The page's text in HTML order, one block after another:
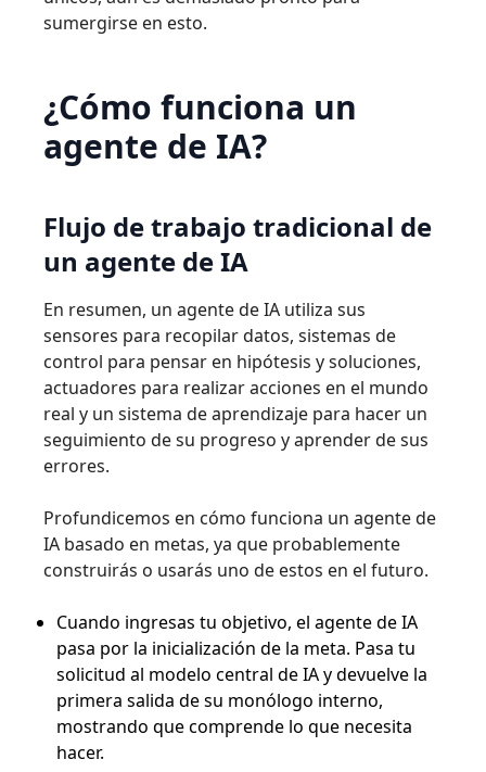
sumergirse en esto.
¿Cómo funciona un
agente de IA?
Flujo de trabajo tradicional de
un agente de IA
En resumen, un agente de IA utiliza sus
sensores para recopilar datos, sistemas de
control para pensar en hipótesis y soluciones,
actuadores para realizar acciones en el mundo
real y un sistema de aprendizaje para hacer un
seguimiento de su progreso y aprender de sus
errores.
Profundicemos en cómo funciona un agente de
IA basado en metas, ya que probablemente
construirás o usarás uno de estos en el futuro.
Cuando ingresas tu objetivo, el agente de IA
pasa por la inicialización de la meta. Pasa tu
solicitud al modelo central de IA y devuelve la
primera salida de su monólogo interno,
mostrando que comprende lo que necesita
hacer.